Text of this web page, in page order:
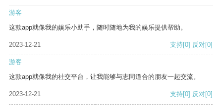
游客
这款app就像我的娱乐小助手，随时随地为我的娱乐提供帮助。
2023-12-21 支持[0] 反对[0]
游客
这款app就像我的社交平台，让我能够与志同道合的朋友一起交流。
2023-12-21 支持[0] 反对[0]